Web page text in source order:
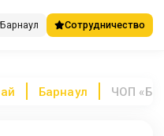
Барнаул Сотрудничество
Барнаул ЧОП